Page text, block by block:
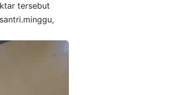
tersebut